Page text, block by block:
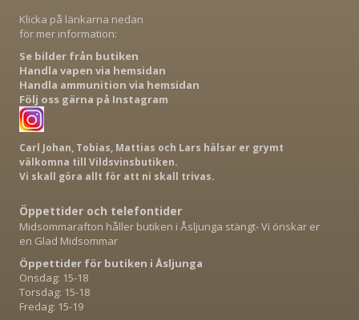
Klicka på länkarna nedan
för mer information:
Se bilder från butiken
Handla vapen via hemsidan
Handla ammunition via hemsidan
Följ oss gärna på Instagram
Carl Johan, Tobias, Mattias och Lars hälsar er grymt
välkomna till Vildsvinsbutiken.
Vi skall göra allt för att ni skall trivas.
Öppettider och telefontider
Midsommarafton håller butiken i Åsljunga stängt- Vi önskar er
en Glad Midsommar
Öppettider för butiken i Åsljunga
Onsdag: 15-18
Torsdag: 15-18
Fredag: 15-19